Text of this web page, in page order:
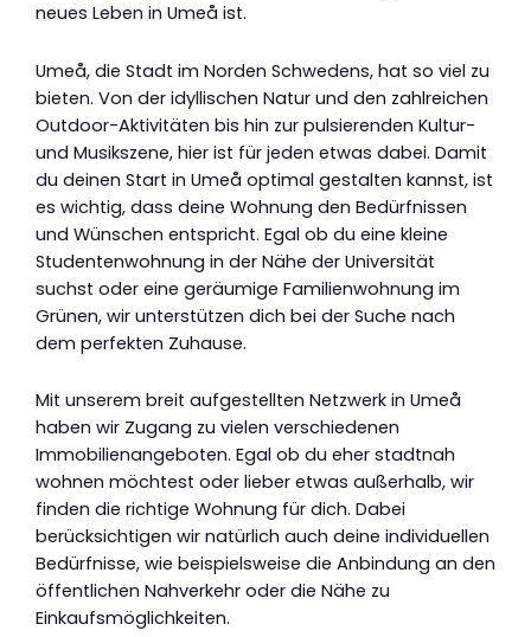
neues Leben in Umeå ist.
Umeå, die Stadt im Norden Schwedens, hat so viel zu
bieten. Von der idyllischen Natur und den zahlreichen
Outdoor-Aktivitäten bis hin zur pulsierenden Kultur-
und Musikszene, hier ist für jeden etwas dabei. Damit
du deinen Start in Umeå optimal gestalten kannst, ist
es wichtig, dass deine Wohnung den Bedürfnissen
und Wünschen entspricht. Egal ob du eine kleine
Studentenwohnung in der Nähe der Universität
suchst oder eine geräumige Familienwohnung im
Grünen, wir unterstützen dich bei der Suche nach
dem perfekten Zuhause.
Mit unserem breit aufgestellten Netzwerk in Umeå
haben wir Zugang zu vielen verschiedenen
Immobilienangeboten. Egal ob du eher stadtnah
wohnen möchtest oder lieber etwas außerhalb, wir
finden die richtige Wohnung für dich. Dabei
berücksichtigen wir natürlich auch deine individuellen
Bedürfnisse, wie beispielsweise die Anbindung an den
öffentlichen Nahverkehr oder die Nähe zu
Einkaufsmöglichkeiten.